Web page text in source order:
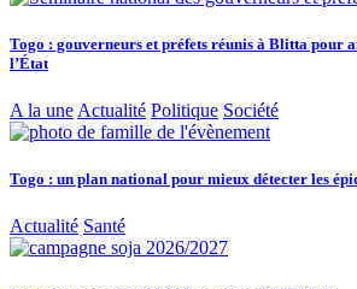
Togo : gouverneurs et préfets réunis à Blitta pour
l’État
A la une Actualité Politique Société
Togo : un plan national pour mieux détecter les
Actualité Santé